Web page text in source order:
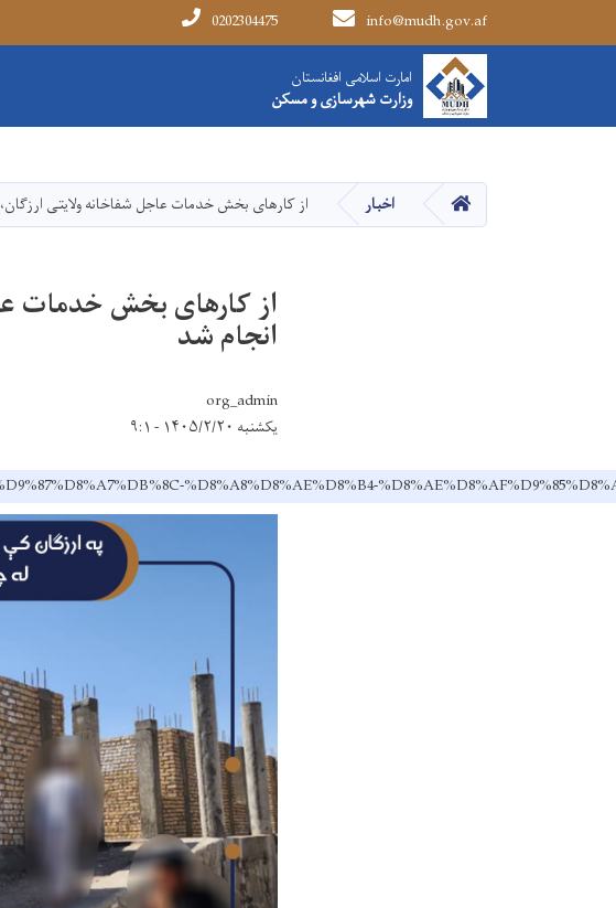
امارت اسلامی افغانستان
وزارت شهرسازی و مسکن
info@mudh.gov.af
0202304475
Main navigation
امارت اسلامی افغانستان
وزارت شهرسازی و مسکن
HOME اخبار از کارهای بخش خدمات عاجل شفاخانه ولایتی
از کارهای بخش خدمات
انجام شد
org_admin
یکشنبه ۱۴۰۵/۲/۲۰ - ۹:۱
%D8%A8%D8%AE%D8%B4-